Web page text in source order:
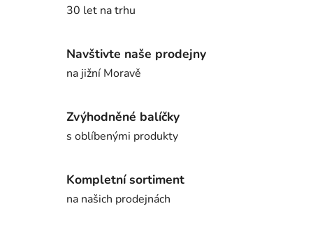
30 let na trhu
Navštivte naše prodejny
na jižní Moravě
Zvýhodněné balíčky
s oblíbenými produkty
Kompletní sortiment
na našich prodejnách